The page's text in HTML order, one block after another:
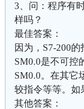
3、问：程序有
样吗？
最佳答案：
因为，S7-200
SM0.0是不可控
SM0.0。在其它
较指令等等。如
其他答案：